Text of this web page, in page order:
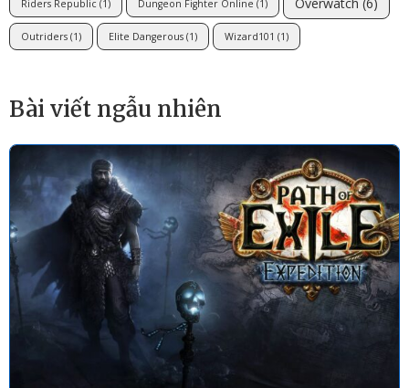
Riders Republic (1) Dungeon Fighter Online (1)
Outriders (1) Elite Dangerous (1) Wizard101 (1)
Bài viết ngẫu nhiên